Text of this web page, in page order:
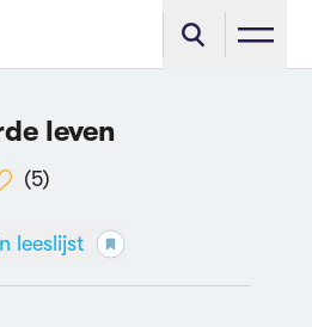
leven
(5)
leeslijst